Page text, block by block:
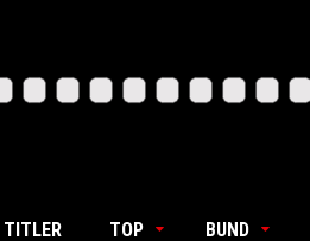
TITLER TOP BUND